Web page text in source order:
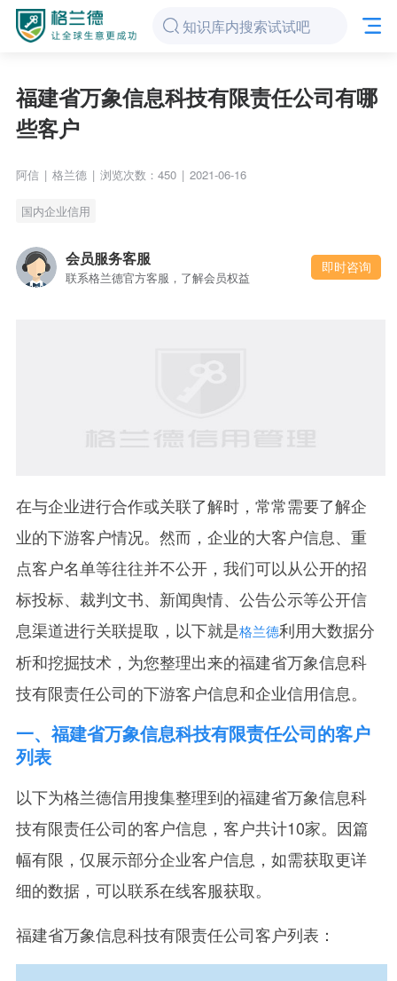
福建省万象信息科技有限责任公司有哪
些客户
阿信 | 格兰德 | 浏览次数：450 | 2021-06-16
国内企业信用
会员服务客服
联系格兰德官方客服，了解会员权益
即时咨询
在与企业进行合作或关联了解时，常常需要了解企
业的下游客户情况。然而，企业的大客户信息、重
点客户名单等往往并不公开，我们可以从公开的招
标投标、裁判文书、新闻舆情、公告公示等公开信
息渠道进行关联提取，以下就是格兰德利用大数据分
析和挖掘技术，为您整理出来的福建省万象信息科
技有限责任公司的下游客户信息和企业信用信息。
一、福建省万象信息科技有限责任公司的客户
列表
以下为格兰德信用搜集整理到的福建省万象信息科
技有限责任公司的客户信息，客户共计10家。因篇
幅有限，仅展示部分企业客户信息，如需获取更详
细的数据，可以联系在线客服获取。
福建省万象信息科技有限责任公司客户列表：